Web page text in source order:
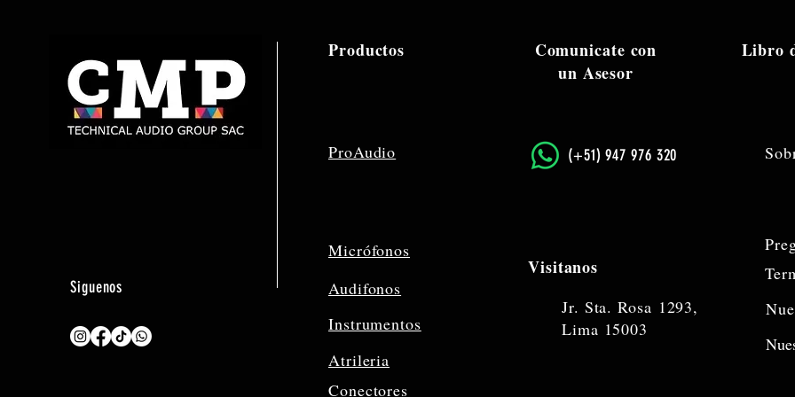
Siguenos
Productos
ProAudio
Micrófonos
Audifonos
Instrumentos
Atrileria
Comunicate con
un Asesor
Libro
​(+51) 947 976 320
Visitanos
Jr. Sta. Rosa 1293,
Lima 15003
Conectores